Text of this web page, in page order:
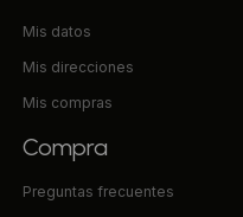
Mis datos
Mis direcciones
Mis compras
Compra
Preguntas frecuentes